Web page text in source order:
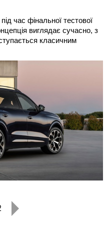
час фінальної тестової
виглядає сучасно, з
класичним